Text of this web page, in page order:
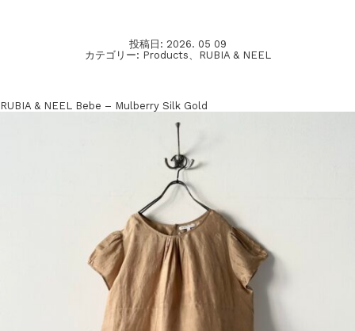
投稿日: 2026. 05 09
カテゴリー: Products、 RUBIA & NEEL
RUBIA & NEEL Bebe – Mulberry Silk Gold